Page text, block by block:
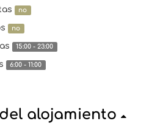
no
no
15:00 - 23:00
6:00 - 11:00
alojamiento